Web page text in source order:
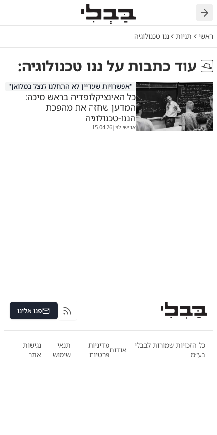
ראשי תגיות ננו טכנולוגיה
עוד כתבות על ננו טכנולוגיה:
"אפשרויות שעדיין לא התחלנו לנצל במלואן"
כל האינציקלופדיה בראש סיכה:
המדען שחזה את מהפכת
הננו-טכנולוגיה
אבישי לוי|
15.04.26
RSS פנו אלינו
כל הזכויות שמורות לבבלי
בע״מ
אודות
מדיניות
פרטיות
תנאי
שימוש
נגישות
אתר